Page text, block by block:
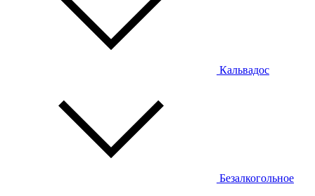
Кальвадос
Безалкогольное